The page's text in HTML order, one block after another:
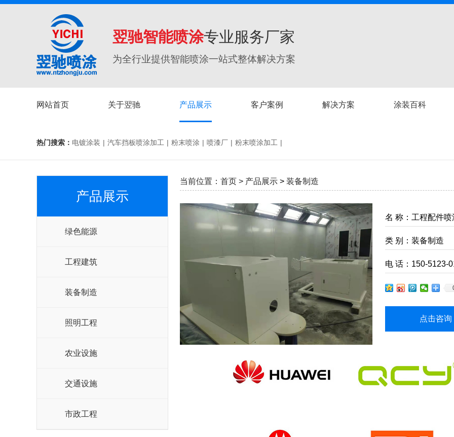
翌驰智能喷涂专业服务厂家
为全行业提供智能喷涂一站式整体解决方案
网站首页 关于翌驰 产品展示 客户案例 解决方案 涂装百科
热门搜索： 电镀涂装 | 汽车挡板喷涂加工 | 粉末喷涂 | 喷漆厂 | 粉末喷涂加工 |
产品展示
绿色能源
工程建筑
装备制造
照明工程
农业设施
交通设施
市政工程
当前位置： 首页 > 产品展示 > 装备制造
名 称：工程配件喷
类 别：装备制造
电 话：150-5123-
点击咨询